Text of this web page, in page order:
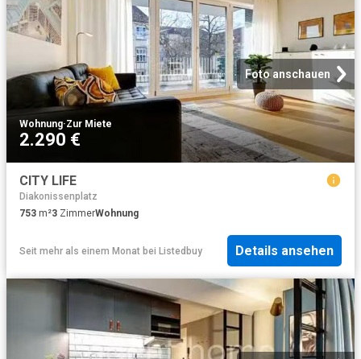
Foto anschauen
Wohnung·Zur Miete
2.290 €
CITY LIFE
Diakonissenplatz
753 m²3 ZimmerWohnung
Seit mehr als einem Monat bei Listedbuy Details ansehen